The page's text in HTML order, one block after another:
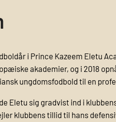
i Prince Kazeem Eletu
akademier, og i 2018
ungdomsfodbold til en
Eletu sig gradvist ind i
klubbens tillid til hans